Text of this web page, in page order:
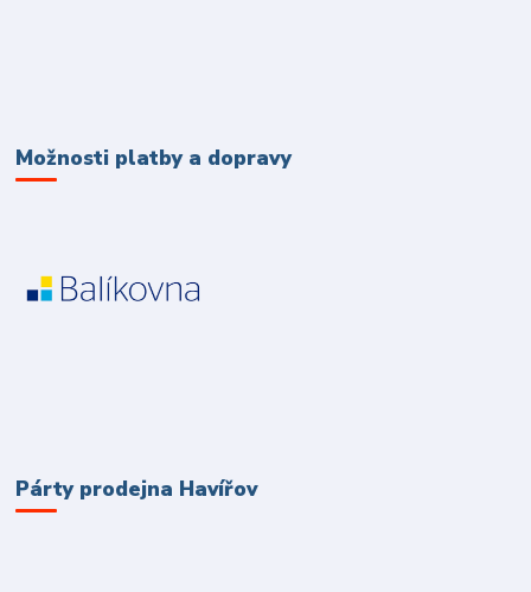
Možnosti platby a dopravy
Párty prodejna Havířov